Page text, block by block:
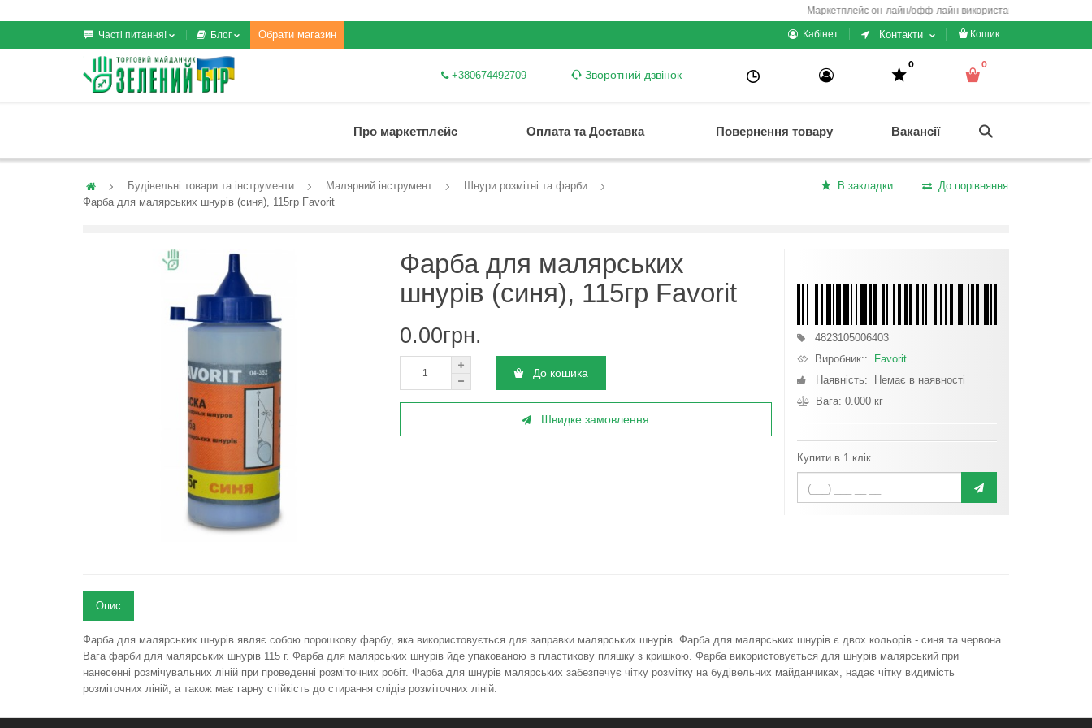
Маркетплейс он-лайн/офф-лайн використання + електронні
Часті питання! Блог Обрати магазин Кабінет Контакти Кошик
Зворотний дзвінок
+380674492709
0 0
Про маркетплейс Оплата та Доставка Повернення товару Вакансії
Будівельні товари та інструменти Малярний інструмент
Шнури розмітні та фарби
Фарба для малярських шнурів (синя), 115гр Favorit
В закладки До порівняння
Фарба для малярських
шнурів (синя), 115гр Favorit
0.00грн.
До кошика
Швидке замовлення
4823105006403
Виробник::
Favorit
Наявність: Немає в наявності
Вага: 0.000 кг
Купити в 1 клік
Опис
Фарба для малярських шнурів являє собою порошкову фарбу, яка використовується для заправки малярських шнурів. Фарба для малярських шнурів є двох кольорів - синя та червона.
Вага фарби для малярських шнурів 115 г. Фарба для малярських шнурів йде упакованою в пластикову пляшку з кришкою. Фарба використовується для шнурів малярський при
нанесенні розмічувальних ліній при проведенні розміточних робіт. Фарба для шнурів малярських забезпечує чітку розмітку на будівельних майданчиках, надає чітку видимість
розміточних ліній, а також має гарну стійкість до стирання слідів розміточних ліній.